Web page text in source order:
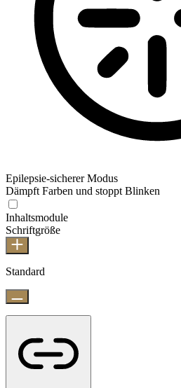
Epilepsie-sicherer Modus
Dämpft Farben und stoppt Blinken
Inhaltsmodule
Schriftgröße
Standard